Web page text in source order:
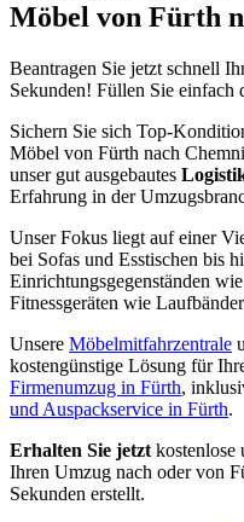
Möbel von Fürth
Beantragen Sie jetzt schnell
Sekunden! Füllen Sie einfach
Sichern Sie sich Top-
Möbel von Fürth nach
unser gut ausgebautes
Erfahrung in der
Unser Fokus liegt auf einer
bei Sofas und Esstischen bis
Einrichtungsgegenständen
Fitnessgeräten wie
Unsere Möbelmitfahrzentrale
kostengünstige Lösung für
Firmenumzug in Fürth,
und Auspackservice in Fürth.
Erhalten Sie jetzt kostenlose
Ihren Umzug nach oder von
Sekunden erstellt.